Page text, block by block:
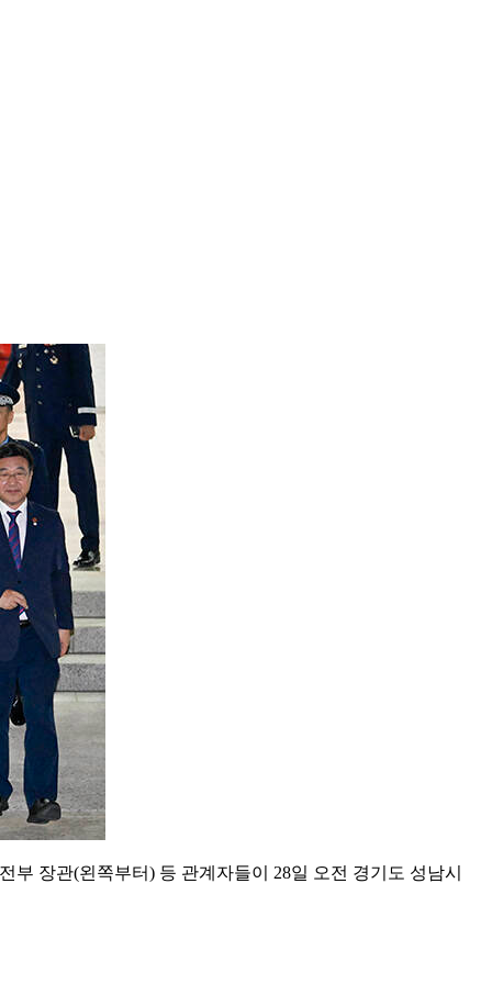
장관(왼쪽부터) 등 관계자들이 28일 오전 경기도 성남시